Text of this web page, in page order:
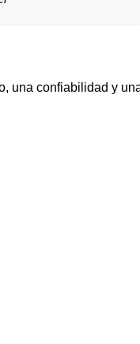
una confiabilidad y